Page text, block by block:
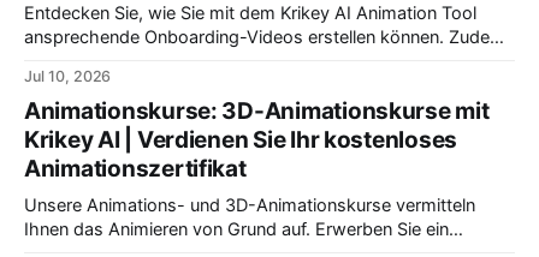
Entdecken Sie, wie Sie mit dem Krikey AI Animation Tool
ansprechende Onboarding-Videos erstellen können. Zudem
beenden, dass Ihre Botschaft lange im Gedächtnis Ihrer
Zielgruppe bleibt. Optimieren Sie Ihre Kommunikation!
Jul 10, 2026
Animationskurse: 3D-Animationskurse mit
Krikey AI | Verdienen Sie Ihr kostenloses
Animationszertifikat
Unsere Animations- und 3D-Animationskurse vermitteln
Ihnen das Animieren von Grund auf. Erwerben Sie ein